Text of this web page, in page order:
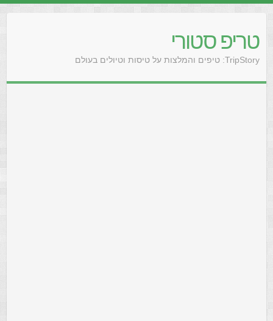
טריפ סטורי
TripStory: טיפים והמלצות על טיסות וטיולים בעולם